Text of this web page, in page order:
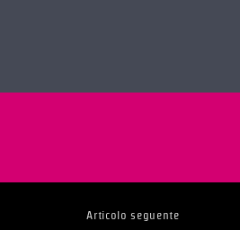
Articolo seguente